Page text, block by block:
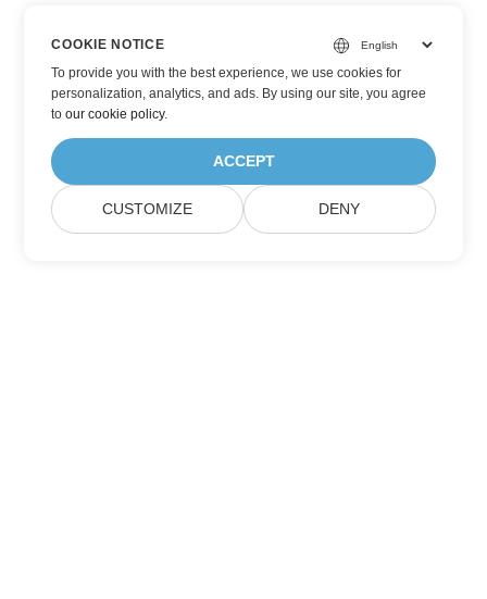
COOKIE NOTICE
To provide you with the best experience, we use cookies for
personalization, analytics, and ads. By using our site, you agree
toour cookie policy.
ACCEPT
CUSTOMIZE DENY